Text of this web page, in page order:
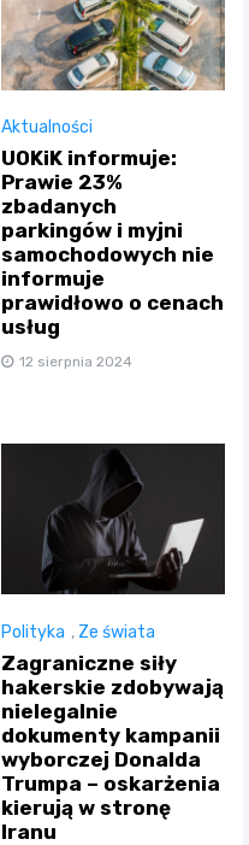
Aktualności
UOKiK informuje:
Prawie 23%
zbadanych
parkingów i myjni
samochodowych nie
informuje
prawidłowo o cenach
usług
12 sierpnia 2024
Polityka , Ze świata
Zagraniczne siły
hakerskie zdobywają
nielegalnie
dokumenty kampanii
wyborczej Donalda
Trumpa – oskarżenia
kierują w stronę
Iranu